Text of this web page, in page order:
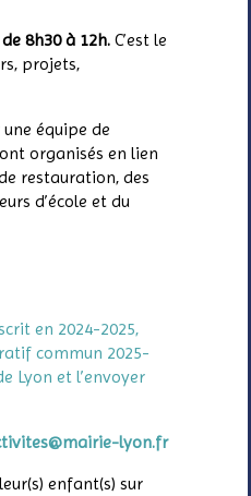
8h30 à 12h. C’est le
projets,
une équipe de
organisés en lien
restauration, des
d’école etdu
en 2024-2025,
commun 2025-
Lyon et l’envoyer
lyon.fr
enfant(s) sur